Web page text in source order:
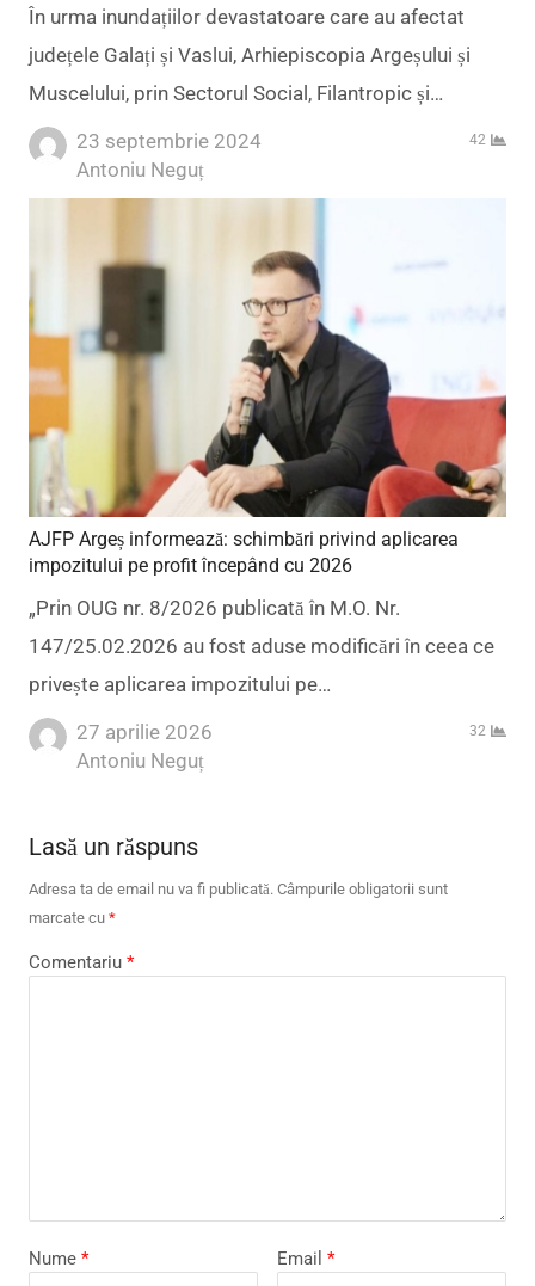
În urma inundațiilor devastatoare care au afectat
județele Galați și Vaslui, Arhiepiscopia Argeșului și
Muscelului, prin Sectorul Social, Filantropic și…
23 septembrie 2024
Author
Antoniu Neguț
42
AJFP Argeș informează: schimbări privind aplicarea
impozitului pe profit începând cu 2026
„Prin OUG nr. 8/2026 publicată în M.O. Nr.
147/25.02.2026 au fost aduse modificări în ceea ce
privește aplicarea impozitului pe…
27 aprilie 2026
Author
Antoniu Neguț
32
Lasă un răspuns
Adresa ta de email nu va fi publicată. Câmpurile obligatorii sunt
marcate cu *
Comentariu *
Nume * Email *